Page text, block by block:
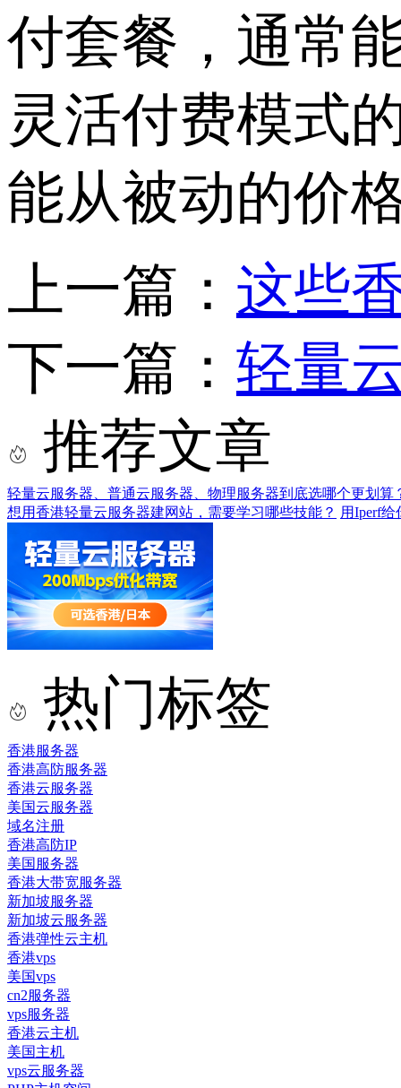
付套餐，通常
灵活付费模式
能从被动的价
上一篇： 这些
下一篇： 轻量
推荐文章
轻量云服务器、普通云服务器、物理服务器到底选哪个更划算
想用香港轻量云服务器建网站，需要学习哪些技能？ 用Iperf
热门标签
香港服务器
香港高防服务器
香港云服务器
美国云服务器
域名注册
香港高防IP
美国服务器
香港大带宽服务器
新加坡服务器
新加坡云服务器
香港弹性云主机
香港vps
美国vps
cn2服务器
vps服务器
香港云主机
美国主机
vps云服务器